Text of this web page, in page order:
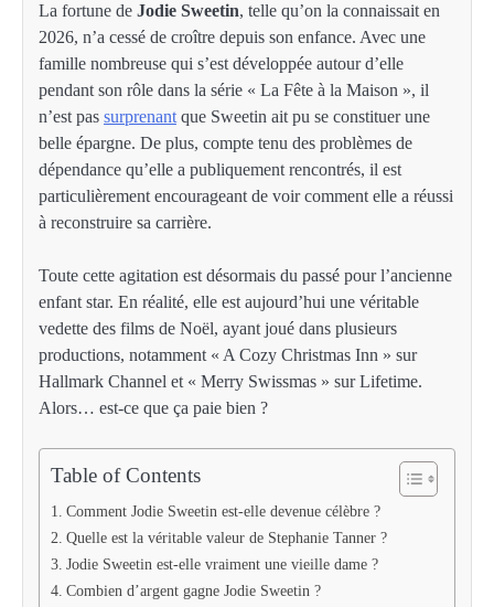
La fortune de Jodie Sweetin, telle qu’on la connaissait en
2026, n’a cessé de croître depuis son enfance. Avec une
famille nombreuse qui s’est développée autour d’elle
pendant son rôle dans la série « La Fête à la Maison », il
n’est pas surprenant que Sweetin ait pu se constituer une
belle épargne. De plus, compte tenu des problèmes de
dépendance qu’elle a publiquement rencontrés, il est
particulièrement encourageant de voir comment elle a réussi
à reconstruire sa carrière.
Toute cette agitation est désormais du passé pour l’ancienne
enfant star. En réalité, elle est aujourd’hui une véritable
vedette des films de Noël, ayant joué dans plusieurs
productions, notamment « A Cozy Christmas Inn » sur
Hallmark Channel et « Merry Swissmas » sur Lifetime.
Alors… est-ce que ça paie bien ?
Table of Contents
Comment Jodie Sweetin est-elle devenue célèbre ?
Quelle est la véritable valeur de Stephanie Tanner ?
Jodie Sweetin est-elle vraiment une vieille dame ?
Combien d’argent gagne Jodie Sweetin ?